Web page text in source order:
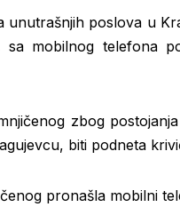
unutrašnjih poslova u
sa mobilnog telefona
zbog
biti podneta
pronašla mobilni